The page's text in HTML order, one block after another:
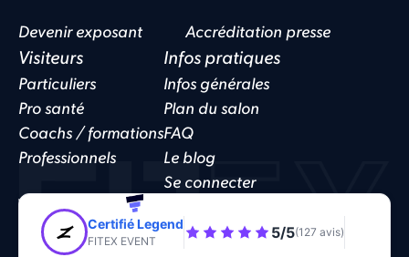
Devenir exposant Accréditation presse
Visiteurs
Particuliers
Pro santé
Coachs / formations
Professionnels
Infos pratiques
Infos générales
Plan du salon
FAQ
Le blog
Se connecter
Website by
Cookies
Certifié Legend
FITEX EVENT 5/5(127 avis)